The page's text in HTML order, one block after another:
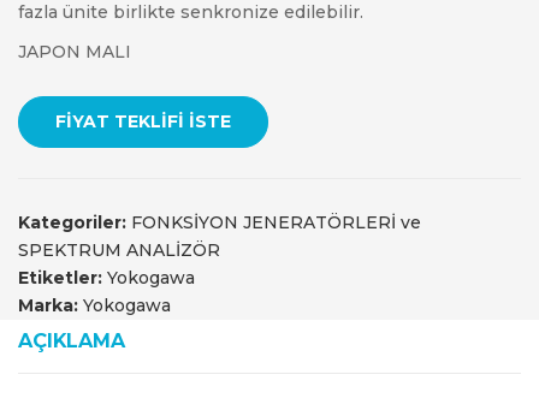
fazla ünite birlikte senkronize edilebilir.
JAPON MALI
FIYAT TEKLIFI İSTE
Kategoriler: FONKSİYON JENERATÖRLERİ ve
SPEKTRUM ANALİZÖR
Etiketler: Yokogawa
Marka: Yokogawa
AÇIKLAMA